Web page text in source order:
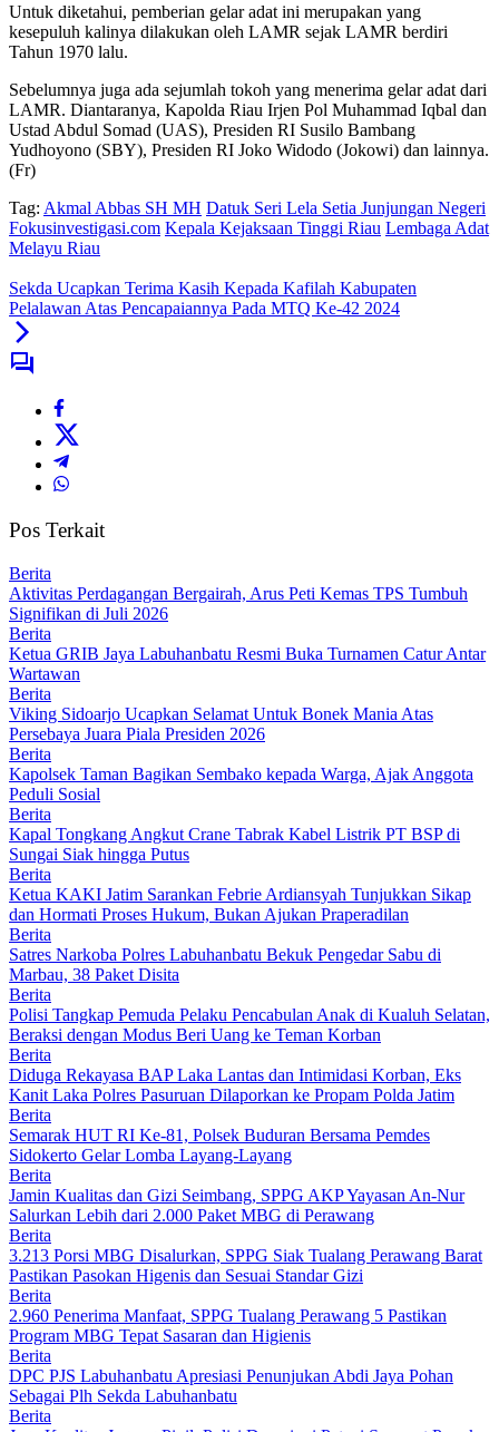
Untuk diketahui, pemberian gelar adat ini merupakan yang
kesepuluh kalinya dilakukan oleh LAMR sejak LAMR berdiri
Tahun 1970 lalu.
Sebelumnya juga ada sejumlah tokoh yang menerima gelar adat dari
LAMR. Diantaranya, Kapolda Riau Irjen Pol Muhammad Iqbal dan
Ustad Abdul Somad (UAS), Presiden RI Susilo Bambang
Yudhoyono (SBY), Presiden RI Joko Widodo (Jokowi) dan lainnya.
(Fr)
Tag: Akmal Abbas SH MH Datuk Seri Lela Setia Junjungan Negeri
Fokusinvestigasi.com Kepala Kejaksaan Tinggi Riau Lembaga Adat
Melayu Riau
Sekda Ucapkan Terima Kasih Kepada Kafilah Kabupaten
Pelalawan Atas Pencapaiannya Pada MTQ Ke-42 2024
Pos Terkait
Berita
Aktivitas Perdagangan Bergairah, Arus Peti Kemas TPS Tumbuh
Signifikan di Juli 2026
Berita
Ketua GRIB Jaya Labuhanbatu Resmi Buka Turnamen Catur Antar
Wartawan
Berita
Viking Sidoarjo Ucapkan Selamat Untuk Bonek Mania Atas
Persebaya Juara Piala Presiden 2026
Berita
Kapolsek Taman Bagikan Sembako kepada Warga, Ajak Anggota
Peduli Sosial
Berita
Kapal Tongkang Angkut Crane Tabrak Kabel Listrik PT BSP di
Sungai Siak hingga Putus
Berita
Ketua KAKI Jatim Sarankan Febrie Ardiansyah Tunjukkan Sikap
dan Hormati Proses Hukum, Bukan Ajukan Praperadilan
Berita
Satres Narkoba Polres Labuhanbatu Bekuk Pengedar Sabu di
Marbau, 38 Paket Disita
Berita
Polisi Tangkap Pemuda Pelaku Pencabulan Anak di Kualuh Selatan,
Beraksi dengan Modus Beri Uang ke Teman Korban
Berita
Diduga Rekayasa BAP Laka Lantas dan Intimidasi Korban, Eks
Kanit Laka Polres Pasuruan Dilaporkan ke Propam Polda Jatim
Berita
Semarak HUT RI Ke-81, Polsek Buduran Bersama Pemdes
Sidokerto Gelar Lomba Layang-Layang
Berita
Jamin Kualitas dan Gizi Seimbang, SPPG AKP Yayasan An-Nur
Salurkan Lebih dari 2.000 Paket MBG di Perawang
Berita
3.213 Porsi MBG Disalurkan, SPPG Siak Tualang Perawang Barat
Pastikan Pasokan Higenis dan Sesuai Standar Gizi
Berita
2.960 Penerima Manfaat, SPPG Tualang Perawang 5 Pastikan
Program MBG Tepat Sasaran dan Higienis
Berita
DPC PJS Labuhanbatu Apresiasi Penunjukan Abdi Jaya Pohan
Sebagai Plh Sekda Labuhanbatu
Berita